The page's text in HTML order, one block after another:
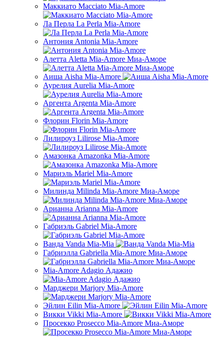
Маккиато Macciato Mia-Amore
Ла Перла La Perla Mia-Amore
Антония Antonia Mia-Amore
Алетта Aletta Mia-Amore Миа-Аморе
Аиша Aisha Mia-Amore
Аурелия Aurelia Mia-Amore
Аргента Argenta Mia-Amore
Флорин Florin Mia-Amore
Лилироуз Lilirose Mia-Amore
Амазонка Amazonka Mia-Amore
Мариэль Mariel Mia-Amore
Милинда Milinda Mia-Amore Миа-Аморе
Арианна Arianna Mia-Amore
Габриэль Gabriel Mia-Amore
Ванда Vanda Mia-Mia
Габриэлла Gabriella Mia-Amore Миа-Аморе
Mia-Amore Adagio Адажио
Марджери Marjory Mia-Amore
Эйлин Eilin Mia-Amore
Викки Vikki Mia-Amore
Просекко Prosecco Mia-Amore Миа-Аморе